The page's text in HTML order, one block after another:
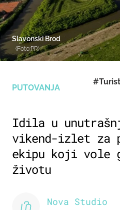
PUTOVANJA
Idila u
vikend-izlet za
ekipu koji vole
životu
Nova Studio
Slavonski Brod
(Foto:PR)